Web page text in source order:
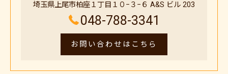
埼玉県上尾市柏座１丁目１０−３−６ A&S ビル 203
048-788-3341
お問い合わせはこちら